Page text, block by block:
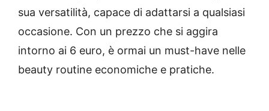
sua versatilità, capace di adattarsi a qualsiasi
occasione. Con un prezzo che si aggira
intorno ai 6 euro, è ormai un must-have nelle
beauty routine economiche e pratiche.